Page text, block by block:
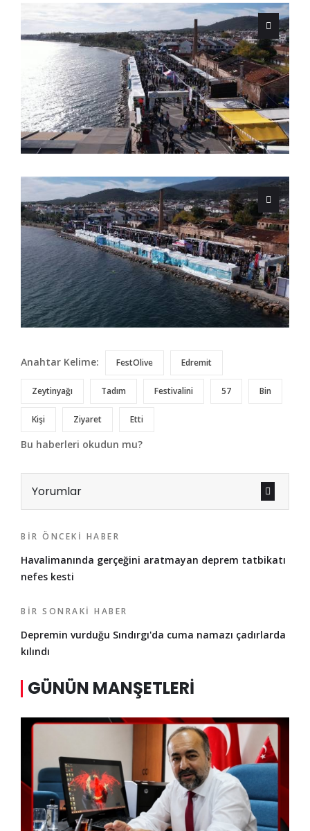
Anahtar Kelime: FestOlive Edremit
Zeytinyağı Tadım Festivalini 57 Bin
Kişi Ziyaret Etti
Bu haberleri okudun mu?
Yorumlar
BIR ÖNCEKI HABER
Havalimanında gerçeğini aratmayan deprem tatbikatı
nefes kesti
BIR SONRAKI HABER
Depremin vurduğu Sındırgı'da cuma namazı çadırlarda
kılındı
GÜNÜN MANŞETLERI